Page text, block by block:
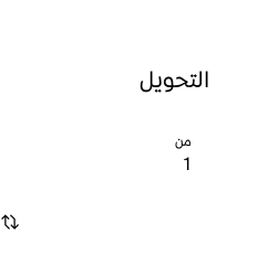
التحويل
من